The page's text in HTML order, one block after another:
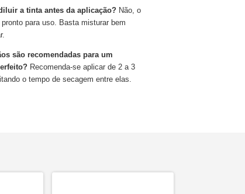
a tinta antes da aplicação? Não, o
para uso. Basta misturar bem
são recomendadas para um
Recomenda-se aplicar de 2 a 3
o tempo de secagem entre elas.